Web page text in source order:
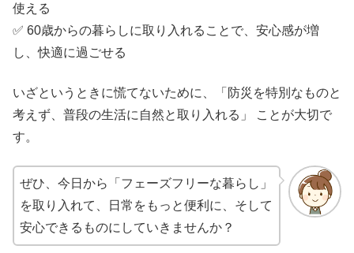
使える
✅ 60歳からの暮らしに取り入れることで、安心感が増
し、快適に過ごせる
いざというときに慌てないために、「防災を特別なものと
考えず、普段の生活に自然と取り入れる」 ことが大切で
す。
ぜひ、今日から「フェーズフリーな暮らし」
を取り入れて、日常をもっと便利に、そして
安心できるものにしていきませんか？